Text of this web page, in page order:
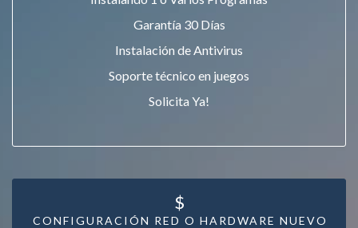
Garantía 30 Días
Instalación de Antivirus
Soporte técnico en juegos
Solicita Ya!
CONFIGURACIÓN RED O HARDWARE NUEVO
$